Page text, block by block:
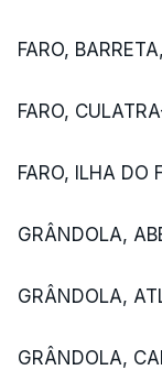
FARO,
FARO,
FARO, ILHA DO
GRÂNDOLA,
GRÂNDOLA,
GRÂNDOLA,